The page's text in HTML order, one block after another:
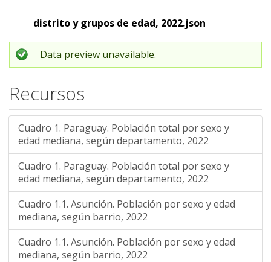
distrito y grupos de edad, 2022.json
Data preview unavailable.
Recursos
Cuadro 1. Paraguay. Población total por sexo y
edad mediana, según departamento, 2022
Cuadro 1. Paraguay. Población total por sexo y
edad mediana, según departamento, 2022
Cuadro 1.1. Asunción. Población por sexo y edad
mediana, según barrio, 2022
Cuadro 1.1. Asunción. Población por sexo y edad
mediana, según barrio, 2022